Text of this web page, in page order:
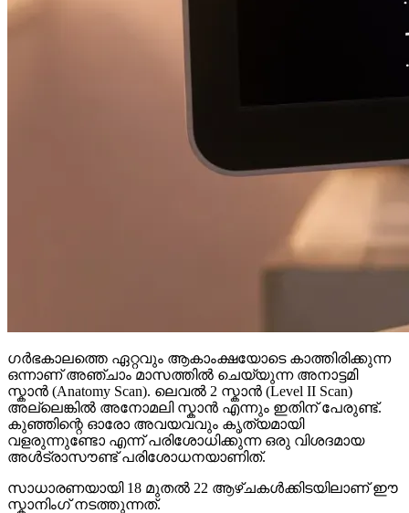
ഗർഭകാലത്തെ ഏറ്റവും ആകാംക്ഷയോടെ കാത്തിരിക്കുന്ന
ഒന്നാണ് അഞ്ചാം മാസത്തിൽ ചെയ്യുന്ന അനാട്ടമി
സ്കാൻ (Anatomy Scan). ലെവൽ 2 സ്കാൻ (Level II Scan)
അല്ലെങ്കിൽ അനോമലി സ്കാൻ എന്നും ഇതിന് പേരുണ്ട്.
കുഞ്ഞിന്റെ ഓരോ അവയവവും കൃത്യമായി
വളരുന്നുണ്ടോ എന്ന് പരിശോധിക്കുന്ന ഒരു വിശദമായ
അൾട്രാസൗണ്ട് പരിശോധനയാണിത്.
സാധാരണയായി 18 മുതൽ 22 ആഴ്ചകൾക്കിടയിലാണ് ഈ
സ്കാനിംഗ് നടത്തുന്നത്.